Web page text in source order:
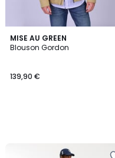
MISE AU GREEN
Blouson Gordon
139,90 €